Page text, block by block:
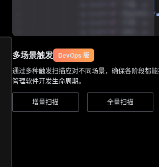
多场景触发 DevOps 版
通过多种触发扫描应对不同场景，确保各阶段都
管理软件开发生命周期。
增量扫描 全量扫描